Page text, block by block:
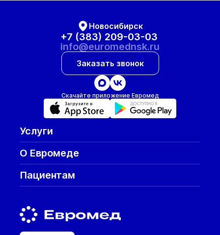
Новосибирск
+7 (383) 209-03-03
info@euromednsk.ru
Заказать звонок
Скачайте приложение Евромед
Услуги
О Евромеде
Пациентам